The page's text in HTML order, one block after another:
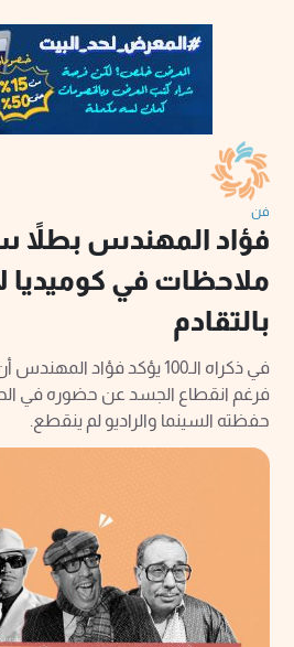
فن
فؤاد المهندس بطلاً
ملاحظات في
بالتقادم
في ذكراه الـ100 يؤكد فؤاد
فرغم انقطاع الجسد عن حضوره في
حفظته السينما والراديو لم ينقطع.